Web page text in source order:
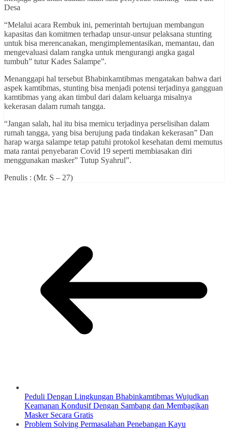
Desa
“Melalui acara Rembuk ini, pemerintah bertujuan membangun
kapasitas dan komitmen terhadap unsur-unsur pelaksana stunting
untuk bisa merencanakan, mengimplementasikan, memantau, dan
mengevaluasi dalam rangka untuk mengurangi angka gagal
tumbuh” tutur Kades Salampe”.
Menanggapi hal tersebut Bhabinkamtibmas mengatakan bahwa dari
aspek kamtibmas, stunting bisa menjadi potensi terjadinya gangguan
kamtibmas yang akan timbul dari dalam keluarga misalnya
kekerasan dalam rumah tangga.
“Jangan salah, hal itu bisa memicu terjadinya perselisihan dalam
rumah tangga, yang bisa berujung pada tindakan kekerasan” Dan
harap warga salampe tetap patuhi protokol kesehatan demi memutus
mata rantai penyebaran Covid 19 seperti membiasakan diri
menggunakan masker” Tutup Syahrul”.
Penulis : (Mr. S – 27)
Peduli Dengan Lingkungan Bhabinkamtibmas Wujudkan
Keamanan Kondusif Dengan Sambang dan Membagikan
Masker Secara Gratis
Problem Solving Permasalahan Penebangan Kayu